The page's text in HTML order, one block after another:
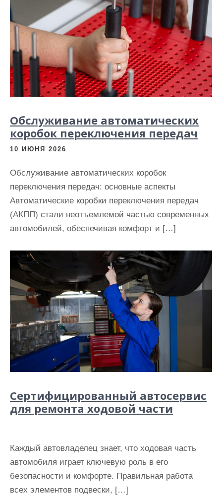
Обслуживание автоматических
коробок переключения передач
10 ИЮНЯ 2026
Обслуживание автоматических коробок
переключения передач: основные аспекты
Автоматические коробки переключения передач
(АКПП) стали неотъемлемой частью современных
автомобилей, обеспечивая комфорт и […]
Сертифицированный автосервис
для ремонта ходовой части
Каждый автовладелец знает, что ходовая часть
автомобиля играет ключевую роль в его
безопасности и комфорте. Правильная работа
всех элементов подвески, […]